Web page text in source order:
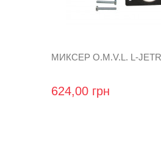
МИКСЕР O.M.V.L. L-
624,00 грн